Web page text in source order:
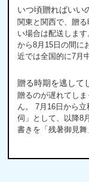
いつ頃贈ればいい
関東と関西で、贈
い場合は配送しま
から8月15日の間に
近では全国的に7月
贈る時期を逃して
贈るのが遅れてし
ん。 7月16日から
伺」として、以降8
書きを「残暑御見舞